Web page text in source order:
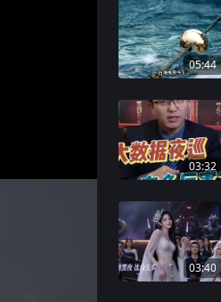
05:44
03:32
03:40